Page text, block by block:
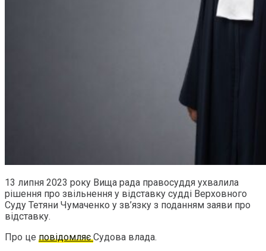
13 липня 2023 року Вища рада правосуддя ухвалила
рішення про звільнення у відставку судді Верховного
Суду Тетяни Чумаченко у зв’язку з поданням заяви про
відставку.
Про це повідомляєСудова влада.